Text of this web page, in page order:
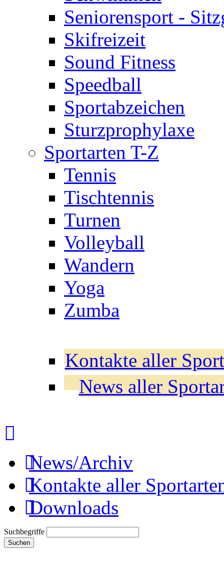
Seniorensport -
Skifreizeit
Sound Fitness
Speedball
Sportabzeichen
Sturzprophylaxe
Sportarten T-Z
Tennis
Tischtennis
Turnen
Volleyball
Wandern
Yoga
Zumba
Kontakte aller
News aller
News/Archiv
Kontakte aller
Downloads
Suchbegriffe
Suchen